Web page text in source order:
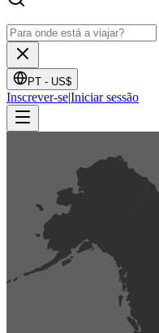
PT - US$
Inscrever-se|Iniciar sessão